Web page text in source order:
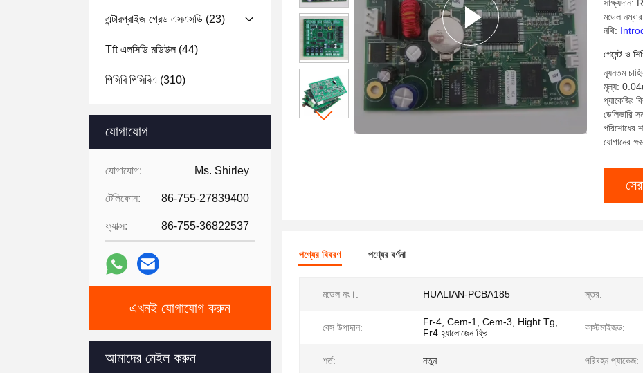
এন্টারপ্রাইজ গ্রেড এসএসডি (23)
Tft এলসিডি মডিউল(44)
পিসিবি পিসিবিএ (310)
যোগাযোগ
যোগাযোগ: Ms. Shirley
টেলিফোন: 86-755-27839400
ফ্যাক্স: 86-755-36822537
এখনই যোগাযোগ করুন
আমাদের মেইল করুন
মডেল
নথি:
পেমেন্ট ও
ন্যূনতম
মূল্য:
প্যাকেজিং
ডেলিভারি
পরিশোধের
যোগানের
পণ্যের বিবরণ পণ্যের বর্ণনা
মডেল নং।: HUALIAN-PCBA185 স্তর:
বেস উপাদান:
Fr-4, Cem-1, Cem-3, Hight Tg,
Fr4 হ্যালোজেন ফ্রি
কাস্টমাইজড:
শর্ত: নতুন পরিবহন প্যাকেজ: